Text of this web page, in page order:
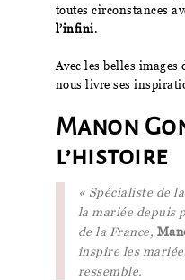
toutes circonstances
l’infini.
Avec les belles images
nous livre ses
Manon
l’histoire
« Spécialiste de
la mariée depuis
de la France,
inspire les
ressemble.